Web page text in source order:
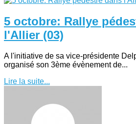
5 octobre: Rallye
l'Allier (03)
A l'initiative de sa vice-présidente
organisé son 3ème évènement de...
Lire la suite...